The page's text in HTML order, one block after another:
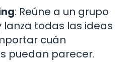
: Reúne a un grupo
lanza todas las ideas
cuán
puedan parecer.